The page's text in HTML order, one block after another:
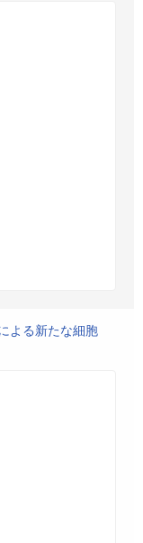
よる新たな細胞